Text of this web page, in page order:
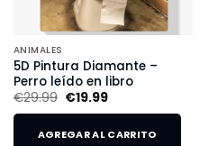
ANIMALES
5D Pintura Diamante –
Perro leído en libro
€29.99 €19.99
AGREGAR AL CARRITO